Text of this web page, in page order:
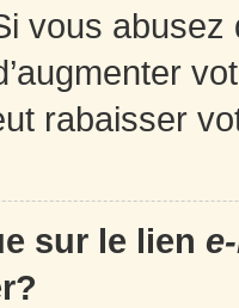
vous
rabaisser
sur le lien